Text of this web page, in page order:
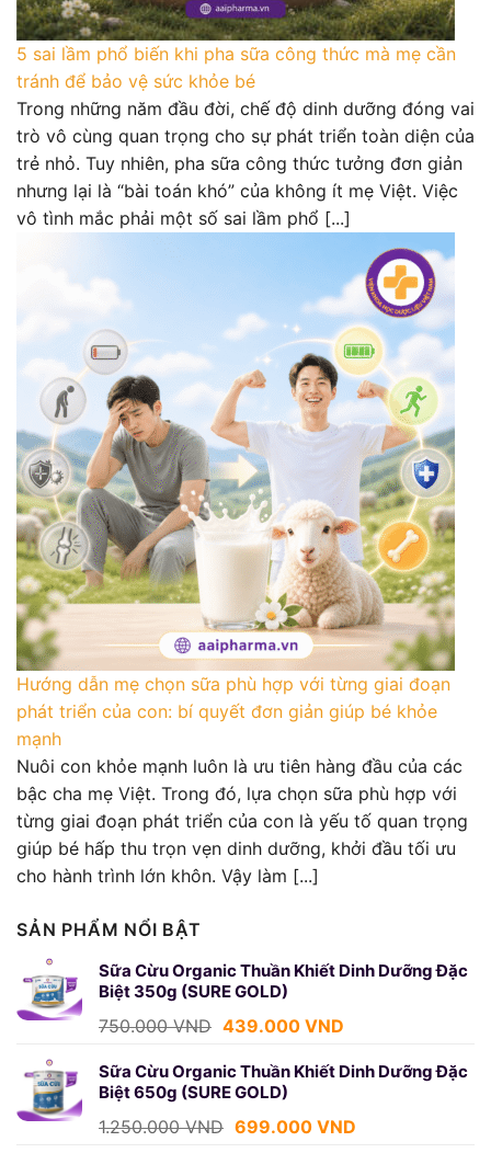
5 sai lầm phổ biến khi pha sữa công thức mà mẹ cần
tránh để bảo vệ sức khỏe bé
Trong những năm đầu đời, chế độ dinh dưỡng đóng vai
trò vô cùng quan trọng cho sự phát triển toàn diện của
trẻ nhỏ. Tuy nhiên, pha sữa công thức tưởng đơn giản
nhưng lại là “bài toán khó” của không ít mẹ Việt. Việc
vô tình mắc phải một số sai lầm phổ [...]
Hướng dẫn mẹ chọn sữa phù hợp với từng giai đoạn
phát triển của con: bí quyết đơn giản giúp bé khỏe
mạnh
Nuôi con khỏe mạnh luôn là ưu tiên hàng đầu của các
bậc cha mẹ Việt. Trong đó, lựa chọn sữa phù hợp với
từng giai đoạn phát triển của con là yếu tố quan trọng
giúp bé hấp thu trọn vẹn dinh dưỡng, khởi đầu tối ưu
cho hành trình lớn khôn. Vậy làm [...]
SẢN PHẨM NỔI BẬT
Sữa Cừu Organic Thuần Khiết Dinh Dưỡng Đặc
Biệt 350g (SURE GOLD)
750.000VND Giá
là:
750.000 VND.
439.000 VNDGiá
tại
439.000 VND.
Sữa Cừu Organic Thuần Khiết Dinh Dưỡng Đặc
Biệt 650g (SURE GOLD)
1.250.000VND Giá
699.000 VNDGiá